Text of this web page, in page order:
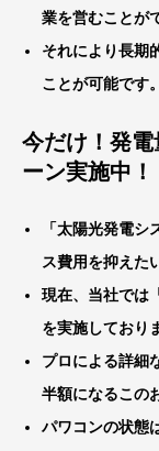
業を営むことが
それにより長期
ことが可能です。
今だけ！発
ーン実施中！
「太陽光発電
ス費用を抑えた
現在、当社では
を実施しており
プロによる詳細
半額になるこの
パワコンの状態